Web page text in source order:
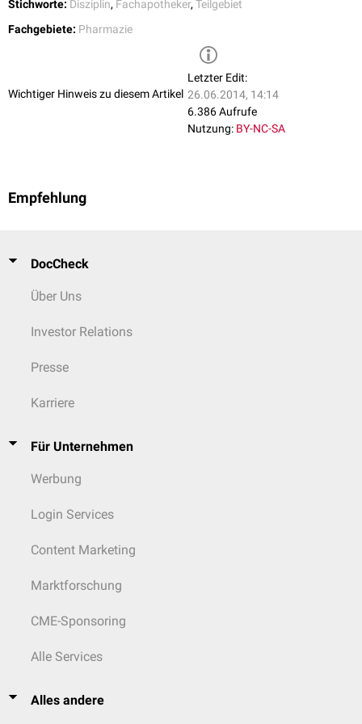
Arzneimittelrisiken
HygieneundMikrobiologie
Stichworte: Disziplin, Fachapotheker, Teilgebiet
Fachgebiete: Pharmazie
Wichtiger Hinweis zu diesem Artikel
Letzter Edit:
26.06.2014, 14:14
6.386 Aufrufe
Nutzung: BY-NC-SA
Empfehlung
DocCheck
Über Uns
Investor Relations
Presse
Karriere
Für Unternehmen
Werbung
Login Services
Content Marketing
Marktforschung
CME-Sponsoring
Alle Services
Alles andere